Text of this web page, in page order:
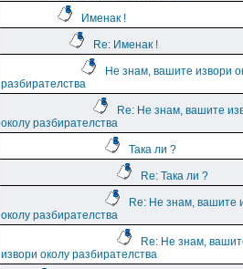
Именак !
Re: Именак !
Не знам, вашите извори
разбирателства
Re: Не знам, вашите
околу разбирателства
Така ли ?
Re: Така ли ?
Re: Не знам, вашите
околу разбирателства
Re: Не знам,
извори околу разбирателства